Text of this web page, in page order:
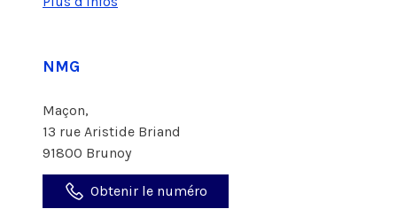
NMG
Maçon,
13 rue Aristide Briand
91800 Brunoy
Obtenir le numéro